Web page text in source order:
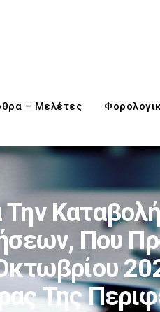
– Μελέτες
Που
Της